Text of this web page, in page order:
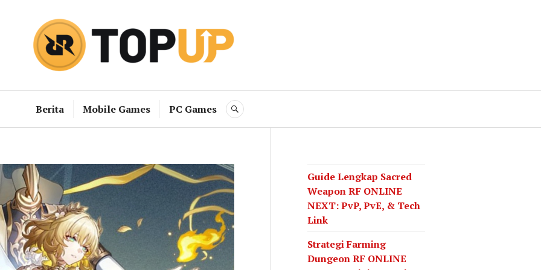
RRQ Topup Blog
Berita Mobile Games PC Games SEARCH
Guide Lengkap Sacred
Weapon RF ONLINE
NEXT: PvP, PvE, & Tech
Link
Strategi Farming
Dungeon RF ONLINE